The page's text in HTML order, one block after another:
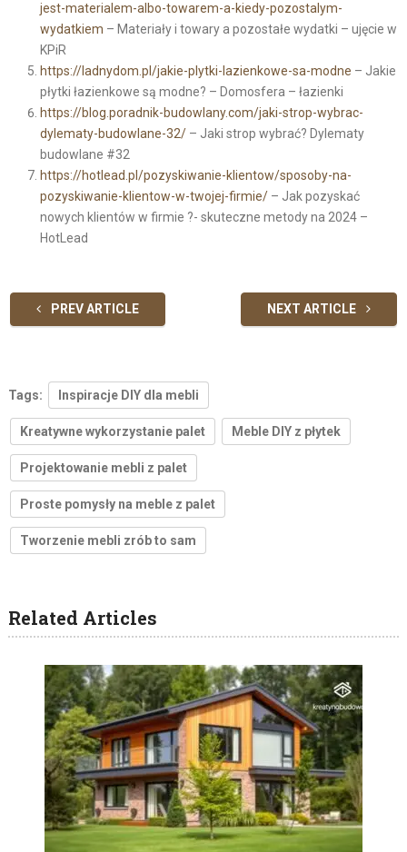
jest-materialem-albo-towarem-a-kiedy-pozostalym-
wydatkiem – Materiały i towary a pozostałe wydatki – ujęcie w
KPiR
https://ladnydom.pl/jakie-plytki-lazienkowe-sa-modne – Jakie
płytki łazienkowe są modne? – Domosfera – łazienki
https://blog.poradnik-budowlany.com/jaki-strop-wybrac-
dylematy-budowlane-32/– Jaki strop wybrać? Dylematy
budowlane #32
https://hotlead.pl/pozyskiwanie-klientow/sposoby-na-
pozyskiwanie-klientow-w-twojej-firmie/– Jak pozyskać
nowych klientów w firmie ?- skuteczne metody na 2024 –
HotLead
PREV ARTICLE NEXT ARTICLE
Tags: Inspiracje DIY dla mebli
Kreatywne wykorzystanie palet Meble DIY z płytek
Projektowanie mebli z palet
Proste pomysły na meble z palet
Tworzenie mebli zrób to sam
Related Articles